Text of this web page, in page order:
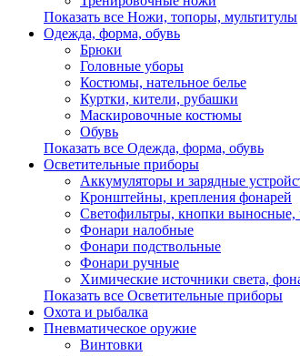
Показать все Ножи, топоры, мультитулы
Одежда, форма, обувь
Брюки
Головные уборы
Костюмы, нательное белье
Куртки, кители, рубашки
Маскировочные костюмы
Обувь
Показать все Одежда, форма, обувь
Осветительные приборы
Аккумуляторы и зарядные
Кронштейны, крепления фонарей
Светофильтры, кнопки выносные,
Фонари налобные
Фонари подствольные
Фонари ручные
Химические источники света,
Показать все Осветительные приборы
Охота и рыбалка
Пневматическое оружие
Винтовки